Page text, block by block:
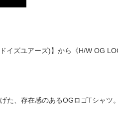
イズユアーズ)】から《H/W OG
た、存在感のあるOGロゴTシャツ。